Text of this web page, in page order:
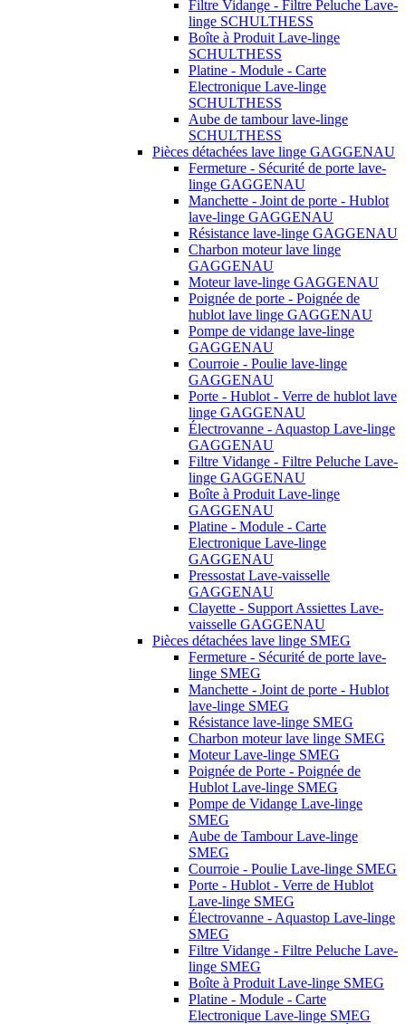
Filtre Vidange - Filtre Peluche Lave-
linge SCHULTHESS
Boîte à Produit Lave-linge
SCHULTHESS
Platine - Module - Carte
Electronique Lave-linge
SCHULTHESS
Aube de tambour lave-linge
SCHULTHESS
Pièces détachées lave linge GAGGENAU
Fermeture - Sécurité de porte lave-
linge GAGGENAU
Manchette - Joint de porte - Hublot
lave-linge GAGGENAU
Résistance lave-linge GAGGENAU
Charbon moteur lave linge
GAGGENAU
Moteur lave-linge GAGGENAU
Poignée de porte - Poignée de
hublot lave linge GAGGENAU
Pompe de vidange lave-linge
GAGGENAU
Courroie - Poulie lave-linge
GAGGENAU
Porte - Hublot - Verre de hublot lave
linge GAGGENAU
Électrovanne - Aquastop Lave-linge
GAGGENAU
Filtre Vidange - Filtre Peluche Lave-
linge GAGGENAU
Boîte à Produit Lave-linge
GAGGENAU
Platine - Module - Carte
Electronique Lave-linge
GAGGENAU
Pressostat Lave-vaisselle
GAGGENAU
Clayette - Support Assiettes Lave-
vaisselle GAGGENAU
Pièces détachées lave linge SMEG
Fermeture - Sécurité de porte lave-
linge SMEG
Manchette - Joint de porte - Hublot
lave-linge SMEG
Résistance lave-linge SMEG
Charbon moteur lave linge SMEG
Moteur Lave-linge SMEG
Poignée de Porte - Poignée de
Hublot Lave-linge SMEG
Pompe de Vidange Lave-linge
SMEG
Aube de Tambour Lave-linge
SMEG
Courroie - Poulie Lave-linge SMEG
Porte - Hublot - Verre de Hublot
Lave-linge SMEG
Électrovanne - Aquastop Lave-linge
SMEG
Filtre Vidange - Filtre Peluche Lave-
linge SMEG
Boîte à Produit Lave-linge SMEG
Platine - Module - Carte
Electronique Lave-linge SMEG